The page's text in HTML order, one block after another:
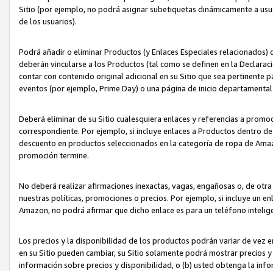
Sitio (por ejemplo, no podrá asignar subetiquetas dinámicamente a
de los usuarios).
Podrá añadir o eliminar Productos (y Enlaces Especiales
deberán vincularse a los Productos (tal como se definen en la
contar con contenido original adicional en su Sitio que sea pertinente
eventos (por ejemplo, Prime Day) o una página de inicio
Deberá eliminar de su Sitio cualesquiera enlaces y referencias a
correspondiente. Por ejemplo, si incluye enlaces a Productos dentro
descuento en productos seleccionados en la categoría de ropa de
promoción termine.
No deberá realizar afirmaciones inexactas, vagas, engañosas o, de
nuestras políticas, promociones o precios. Por ejemplo, si incluye un
Amazon, no podrá afirmar que dicho enlace es para un teléfono
Los precios y la disponibilidad de los productos podrán variar de vez
en su Sitio pueden cambiar, su Sitio solamente podrá mostrar
información sobre precios y disponibilidad, o (b) usted obtenga la